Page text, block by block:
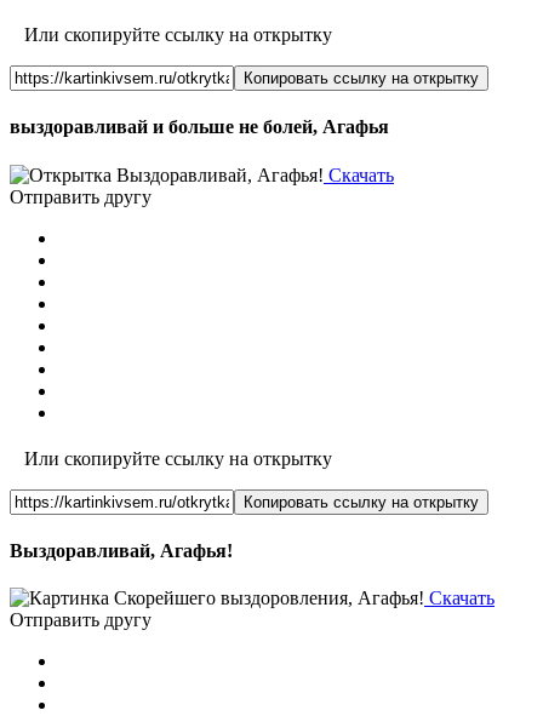
Или скопируйте ссылку на открытку
Копировать ссылку на открытку
выздоравливай и больше не болей, Агафья
Скачать
Отправить другу
Или скопируйте ссылку на открытку
Копировать ссылку на открытку
Выздоравливай, Агафья!
Скачать
Отправить другу